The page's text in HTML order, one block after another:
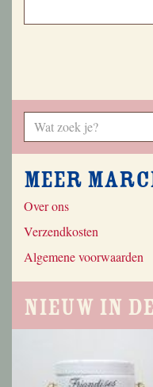
Meer
Over ons
Verzendkosten
Algemene voorwaarden
Nieuw in